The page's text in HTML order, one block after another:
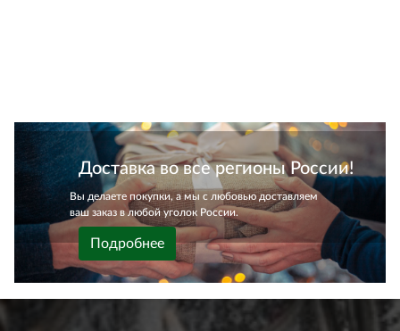
Доставка во все регионы России!
Вы делаете покупки, а мы с любовью доставляем
ваш заказ в любой уголок России.
Подробнее